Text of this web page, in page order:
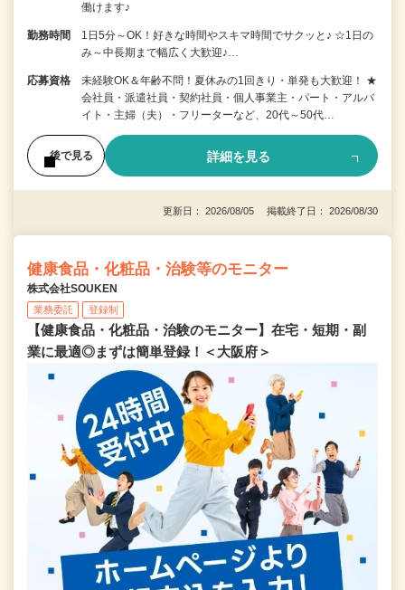
働けます♪
勤務時間
1日5分～OK！好きな時間やスキマ時間でサクッと♪ ☆1日の
み～中長期まで幅広く大歓迎♪…
応募資格
未経験OK＆年齢不問！夏休みの1回きり・単発も大歓迎！ ★
会社員・派遣社員・契約社員・個人事業主・パート・アルバ
イト・主婦（夫）・フリーターなど、20代～50代…
後で見る 詳細を見る
更新日： 2026/08/05 掲載終了日： 2026/08/30
健康食品・化粧品・治験等のモニター
株式会社SOUKEN
業務委託 登録制
【健康食品・化粧品・治験のモニター】在宅・短期・副
業に最適◎まずは簡単登録！＜大阪府＞